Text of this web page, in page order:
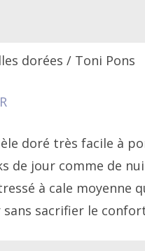
dorées / Toni Pons
doré très facile à
de jour comme de
à cale moyenne
sacrifier le